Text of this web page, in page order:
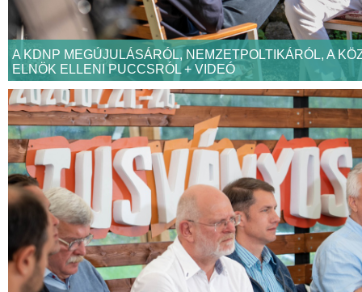
A KDNP MEGÚJULÁSÁRÓL, NEMZETPOLTIKÁRÓL, A
ELNÖK ELLENI PUCCSRÓL + VIDEÓ